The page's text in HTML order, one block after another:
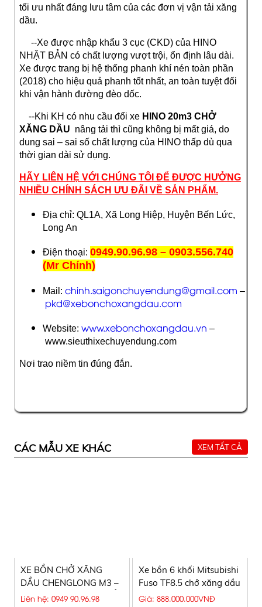
tối ưu nhất đáng lưu tâm của các đơn vị vận tải xăng
dầu.
--Xe được nhập khẩu 3 cục (CKD) của HINO
NHẬT BẢN có chất lượng vượt trội, ổn định lâu dài.
Xe được trang bị hệ thống phanh khí nén toàn phần
(2018) cho hiệu quả phanh tốt nhất, an toàn tuyệt đối
khi vận hành đường đèo dốc.
--Khi KH có nhu cầu đổi xe HINO 20m3 CHỞ
XĂNG DẦU nâng tải thì cũng không bị mất giá, do
dung sai – sai số chất lượng của HINO thấp dù qua
thời gian dài sử dụng.
HÃY LIÊN HỆ VỚI CHÚNG TÔI ĐỂ ĐƯỢC HƯỞNG
NHIỀU CHÍNH SÁCH ƯU ĐÃI VỀ SẢN PHẨM.
Địa chỉ: QL1A, Xã Long Hiệp, Huyện Bến Lức,
Long An
Điện thoại: 0949.90.96.98 – 0903.556.740
(Mr Chính)
Mail: chinh.saigonchuyendung@gmail.com –
pkd@xebonchoxangdau.com
Website: www.xebonchoxangdau.vn –
www.sieuthixechuyendung.com
Nơi trao niềm tin đúng đắn.
CÁC MẪU XE KHÁC XEM TẤT CẢ
XE BỒN CHỞ XĂNG
DẦU CHENGLONG M3 –
GIẢI PHÁP VẬN CHUYỂN
Liên hệ: 0949 90.96.98
Xe bồn 6 khối Mitsubishi
Fuso TF8.5 chở xăng dầu
Giá: 888.000.000VNĐ